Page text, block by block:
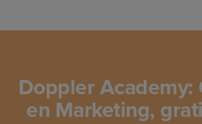
Doppler Academy:
en Marketing,